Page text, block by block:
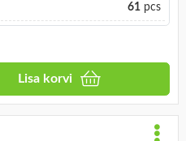
61pcs
Lisa korvi